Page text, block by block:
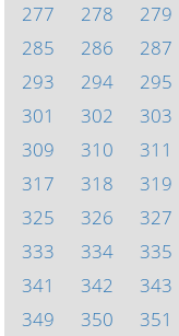
277
278 279
285
286 287
293
294 295
301
302 303
309
310 311
317
318 319
325
326 327
333
334 335
341
342 343
349
350 351